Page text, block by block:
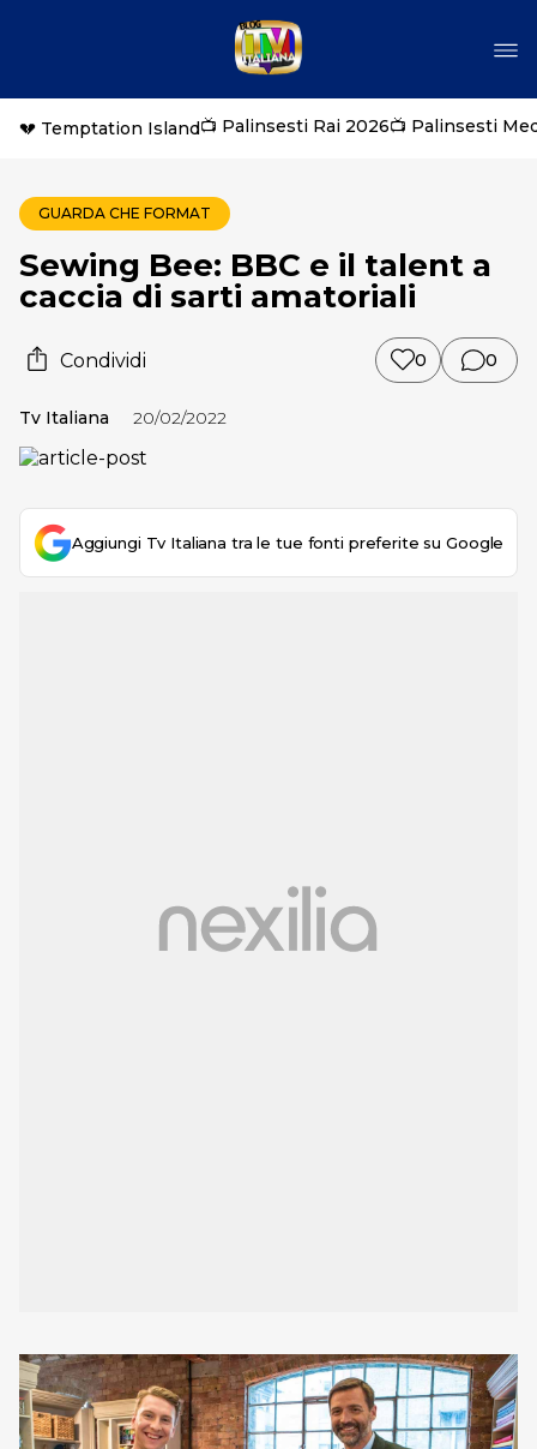
💔 Temptation Island📺 Palinsesti Rai 2026📺 Palinsesti
GUARDA CHE FORMAT
Sewing Bee: BBC e il talent a
caccia di sarti amatoriali
Condividi 0 0
Tv Italiana 20/02/2022
Aggiungi Tv Italiana tra le tue fonti preferite su Google